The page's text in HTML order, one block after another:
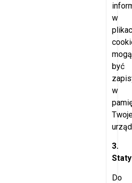
w
mogą
być
w
3.
Do